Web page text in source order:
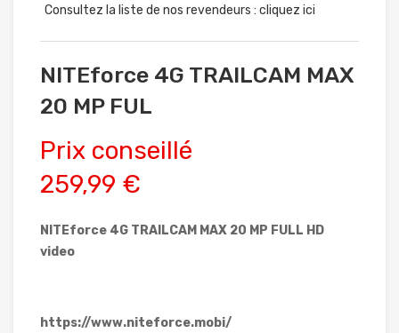
Consultez la liste de nos revendeurs : cliquez ici
NITEforce 4G TRAILCAM MAX
20 MP FUL
Prix conseillé
259,99 €
NITEforce 4G TRAILCAM MAX 20 MP FULL HD
video
https://www.niteforce.mobi/